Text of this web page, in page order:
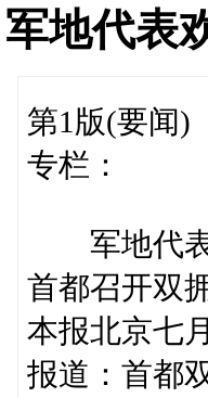
军地代表
第1版(要闻)
专栏：
军地代表
首都召开双
本报北京七
报道：首都